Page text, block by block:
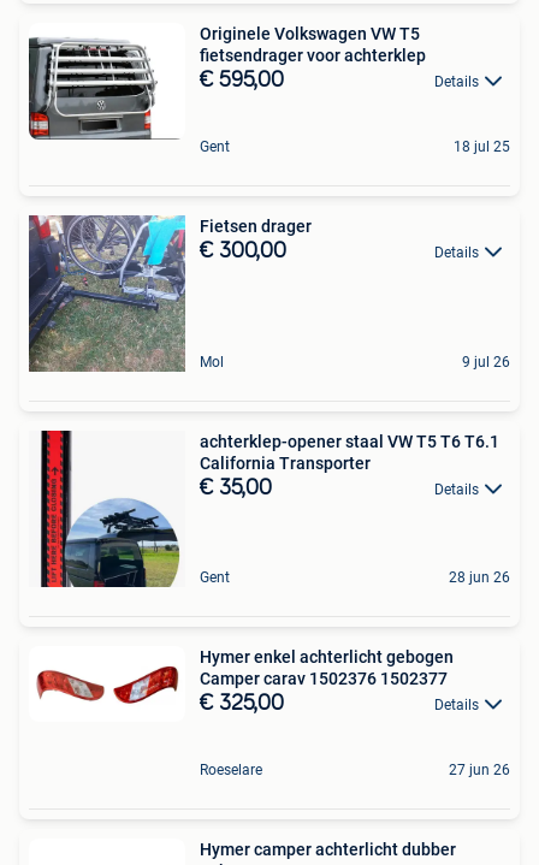
Originele Volkswagen VW T5
fietsendrager voor achterklep
€ 595,00 Details
Gent 18 jul 25
Fietsen drager
€ 300,00 Details
Mol 9 jul 26
achterklep-opener staal VW T5 T6 T6.1
California Transporter
€ 35,00 Details
Gent 28 jun 26
Hymer enkel achterlicht gebogen
Camper carav 1502376 1502377
€ 325,00 Details
Roeselare 27 jun 26
Hymer camper achterlicht dubber